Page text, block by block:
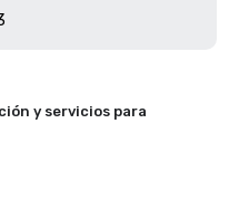
y servicios para